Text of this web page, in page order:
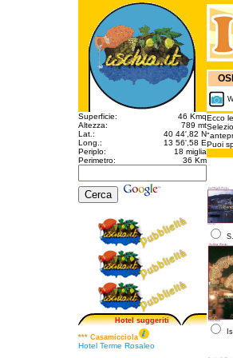
Superficie:
46 Kmq
Altezza:
789 mt
Lat.:
40 44',82 N
Long.:
13 56',58 E
Periplo:
18 miglia
Perimetro:
36 Km
Hotel suggeriti
*** Casamicciola
Hotel Terme Rosaleo
Ecco
Puoi